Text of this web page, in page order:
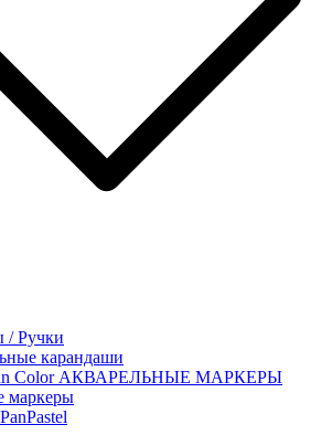
/ Ручки
карандаши
Color АКВАРЕЛЬНЫЕ МАРКЕРЫ
маркеры